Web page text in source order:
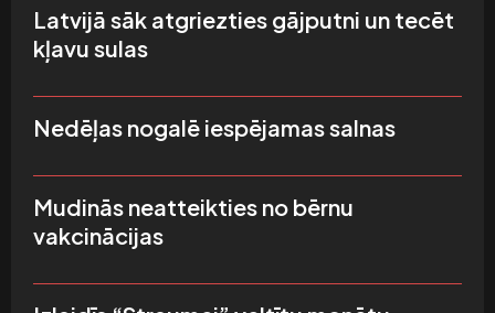
Latvijā sāk atgriezties gājputni un tecēt
kļavu sulas
Nedēļas nogalē iespējamas salnas
Mudinās neatteikties no bērnu
vakcinācijas